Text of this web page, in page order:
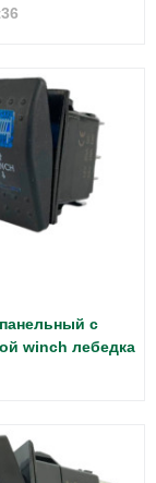
с
winch лебедка